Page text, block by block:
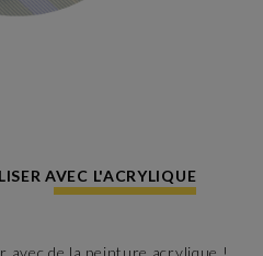
AVEC L'ACRYLIQUE
avec de la peinture acrylique !